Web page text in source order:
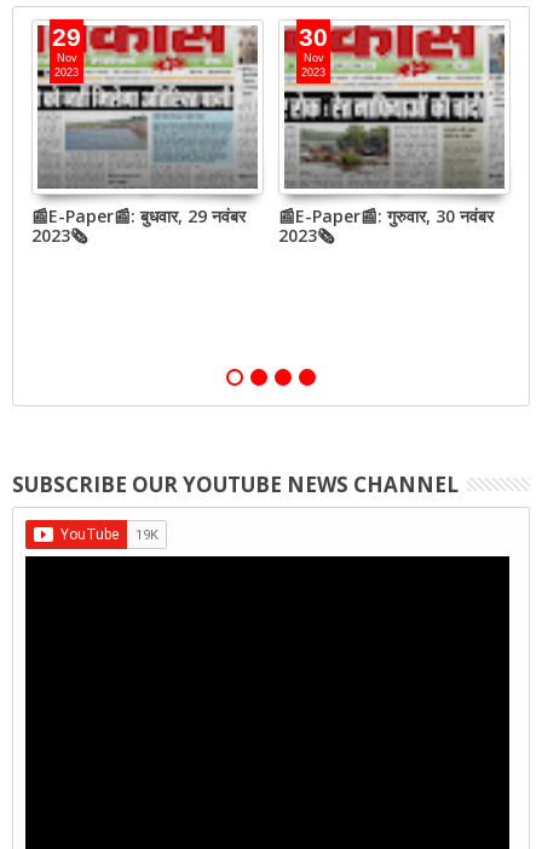
29
Nov
2023
📰E-Paper📰: बुधवार, 29 नवंबर
2023🗞
30
Nov
2023
📰E-Paper📰: गुरुवार, 30 नवंबर
2023🗞
SUBSCRIBE OUR YOUTUBE NEWS CHANNEL